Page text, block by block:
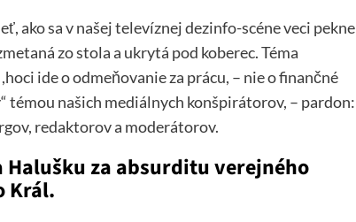
ako sa v našej televíznej dezinfo-scéne veci pekne
zo stola a ukrytá pod koberec. Téma
ide o odmeňovanie za prácu, – nie o finančné
témou našich mediálnych konšpirátorov, – pardon:
redaktorov a moderátorov.
Halušku za absurditu verejného
Král.